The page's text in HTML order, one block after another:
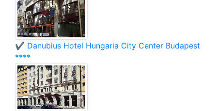
✔️ Danubius Hotel Hungaria City Center Budapest
****